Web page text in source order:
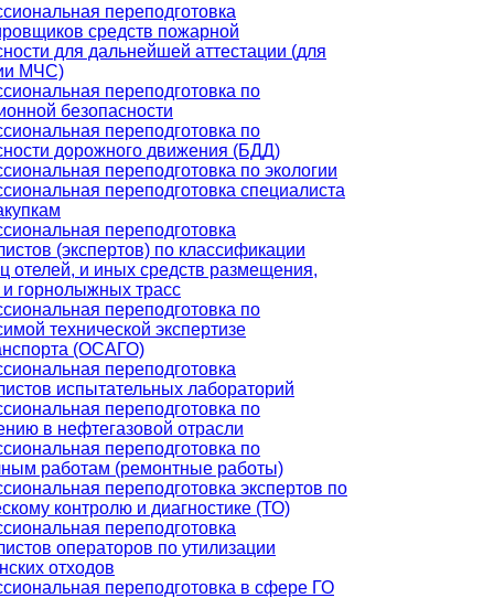
переподготовка
средств пожарной
для дальнейшей аттестации (для
МЧС)
переподготовка по
безопасности
переподготовка по
дорожного движения (БДД)
переподготовка по экологии
переподготовка специалиста
переподготовка
(экспертов) по классификации
отелей, и иных средств размещения,
горнолыжных трасс
переподготовка по
технической экспертизе
(ОСАГО)
переподготовка
испытательных лабораторий
переподготовка по
в нефтегазовой отрасли
переподготовка по
работам (ремонтные работы)
переподготовка экспертов по
контролю и диагностике (ТО)
переподготовка
операторов по утилизации
отходов
переподготовка в сфере ГО